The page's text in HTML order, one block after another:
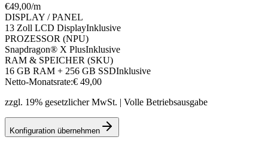
€49,00/m
DISPLAY / PANEL
13 Zoll LCD DisplayInklusive
PROZESSOR (NPU)
Snapdragon® X PlusInklusive
RAM & SPEICHER (SKU)
16 GB RAM + 256 GB SSDInklusive
Netto-Monatsrate:€ 49,00
zzgl. 19% gesetzlicher MwSt. | Volle Betriebsausgabe
Konfiguration übernehmen